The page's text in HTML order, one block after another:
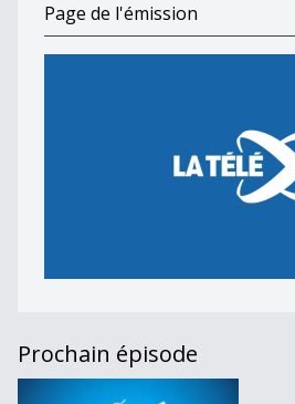
Page de l'émission
Prochain épisode